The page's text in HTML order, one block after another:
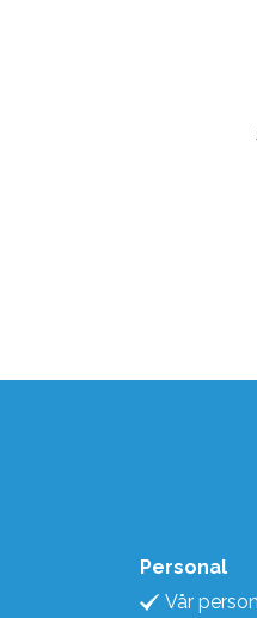
Personal
Vår